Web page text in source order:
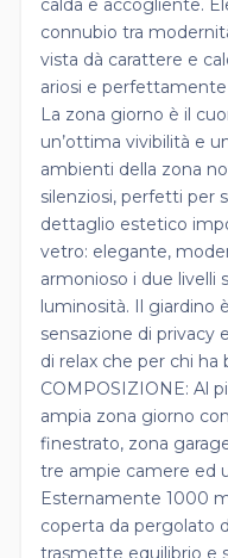
calda e accogliente.
connubio tra
vista dà carattere e
ariosi e
La zona giorno è il
un’ottima vivibilità e
ambienti della zona
silenziosi, perfetti per
dettaglio estetico
vetro: elegante,
armonioso i due livelli
luminosità. Il giardino
sensazione di privacy
di relax che per chi ha
COMPOSIZIONE: Al
ampia zona giorno
finestrato, zona
tre ampie camere ed
Esternamente 1000
coperta da pergolato
trasmette equilibrio e